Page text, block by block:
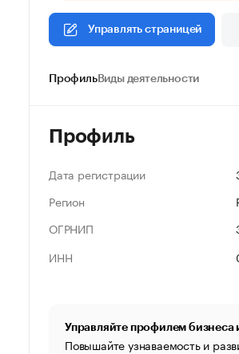
Управлять страницей
ПрофильВиды деятельности
Профиль
Дата регистрации
Регион
ОГРНИП
ИНН
Управляйте профилем бизнеса
Повышайте узнаваемость и